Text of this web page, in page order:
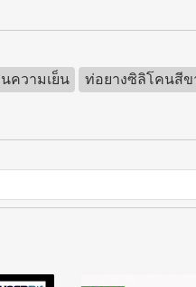
ความเย็น ท่อยางซิลิโคนสี